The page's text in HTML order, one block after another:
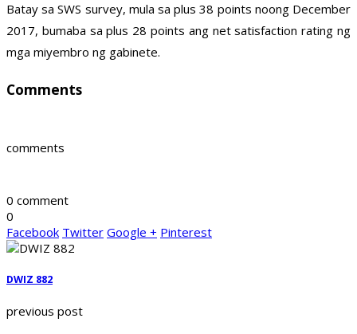
Batay sa SWS survey, mula sa plus 38 points noong December
2017, bumaba sa plus 28 points ang net satisfaction rating ng
mga miyembro ng gabinete.
Comments
comments
0 comment
0
Facebook Twitter Google + Pinterest
DWIZ 882
previous post